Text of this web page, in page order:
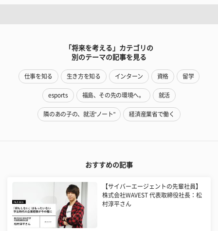
「将来を考える」カテゴリの
別のテーマの記事を見る
仕事を知る 生き方を知る インターン 資格 留学
esports 福島、その先の環境へ。 就活
隣のあの子の、就活"ノート" 経済産業省で働く
おすすめの記事
【サイバーエージェントの先輩社員】
株式会社WAVEST 代表取締役社長：松
村淳平さん